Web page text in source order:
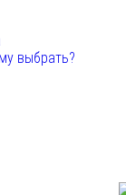
выбрать?